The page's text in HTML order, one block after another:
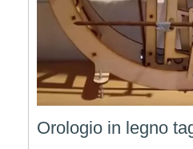
Orologio in legno